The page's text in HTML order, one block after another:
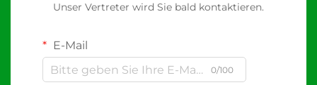
Unser Vertreter wird Sie bald kontaktieren.
E-Mail
0/100